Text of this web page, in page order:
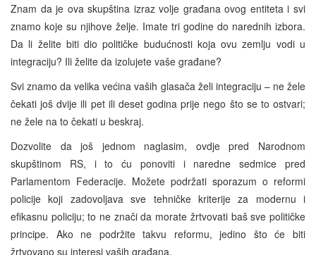
Znam da je ova skupština izraz volje građana ovog entiteta i svi
znamo koje su njihove želje. Imate tri godine do narednih izbora.
Da li želite biti dio političke budućnosti koja ovu zemlju vodi u
integraciju? Ili želite da izolujete vaše građane?
Svi znamo da velika većina vaših glasača želi integraciju – ne žele
čekati još dvije ili pet ili deset godina prije nego što se to ostvari;
ne žele na to čekati u beskraj.
Dozvolite da još jednom naglasim, ovdje pred Narodnom
skupštinom RS, i to ću ponoviti i naredne sedmice pred
Parlamentom Federacije. Možete podržati sporazum o reformi
policije koji zadovoljava sve tehničke kriterije za modernu i
efikasnu policiju; to ne znači da morate žrtvovati baš sve političke
principe. Ako ne podržite takvu reformu, jedino što će biti
žrtvovano su interesi vaših građana.